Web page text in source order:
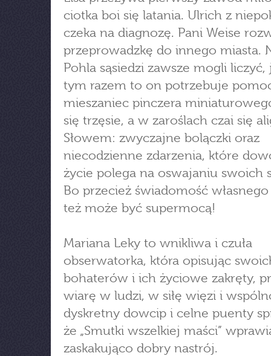
ciotka boi się latania. Ulrich z
czeka na diagnozę. Pani Weise
przeprowadzkę do innego miasta.
Pohla sąsiedzi zawsze mogli liczyć,
tym razem to on potrzebuje
mieszaniec pinczera
się trzęsie, a w zaroślach czai się
Słowem: zwyczajne bolączki oraz
niecodzienne zdarzenia, które
życie polega na oswajaniu swoich
Bo przecież świadomość
też może być supermocą!
Mariana Leky to wnikliwa i czuła
obserwatorka, która opisując
bohaterów i ich życiowe zakręty,
wiarę w ludzi, w siłę więzi i
dyskretny dowcip i celne puenty
że „Smutki wszelkiej maści”
zaskakująco dobry nastrój.